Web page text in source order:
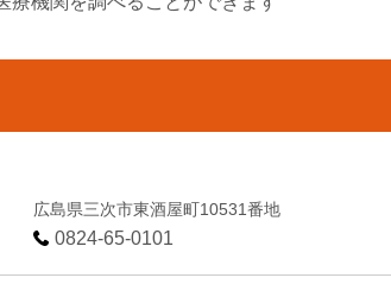
広島県三次市東酒屋町10531番地
0824-65-0101